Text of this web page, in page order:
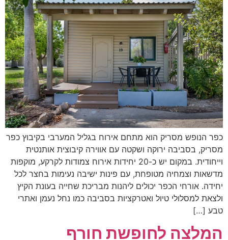
כפר הנופש מסריק הוא מתחם אירוח בגליל המערבי בקיבוץ כפר
מסריק, בסביבה ירוקה ושקטה עם אווירה קיבוצית אותנטית
וייחודית. במקום יש כ-20 יחידות אירוח צמודות לקרקע, מוקפות
מדשאות וצמחיה מטופחת, עם פינות ישיבה נעימות בחצר לכל
יחידה. אורחי הכפר יכולים ליהנות מבריכת שחייה בעונת הקיץ
ולצאת למסלולי טיול ואטרקציות בסביבה כמו נחל נעמן ואתרי
טבע […]
המלצה לחופשת חורף